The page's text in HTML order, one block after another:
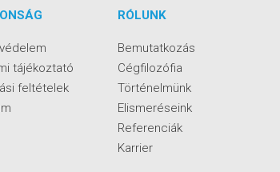
tájékoztató
feltételek
RÓLUNK
Bemutatkozás
Cégfilozófia
Történelmünk
Elismeréseink
Referenciák
Karrier